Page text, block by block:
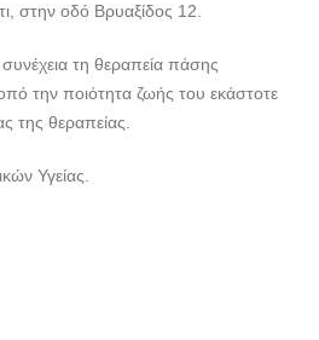
στην οδό Βρυαξίδος 12.
τη θεραπεία πάσης
την ποιότητα ζωής του εκάστοτε
της θεραπείας.
Υγείας.